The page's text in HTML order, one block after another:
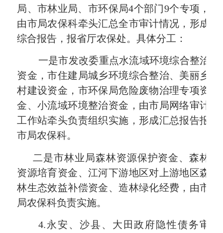
局、市林业局、市环保局4个部门9个专项，
由市局农保科牵头汇总全市审计情况，形成
综合报告，报省厅农保处。具体分工：
一是市发改委重点水流域环境综合整治
资金，市住建局城乡环境综合整治、美丽乡
村建设资金，市环保局危险废物治理专项资
金、小流域环境整治资金，由市局网络审计
工作站牵头负责组织实施，形成汇总报告报
市局农保科。
二是市林业局森林资源保护资金、森林
资源培育资金、江河下游地区对上游地区森
林生态效益补偿资金、造林绿化经费，由市
局农保科负责实施。
4.永安、沙县、大田政府隐性债务审